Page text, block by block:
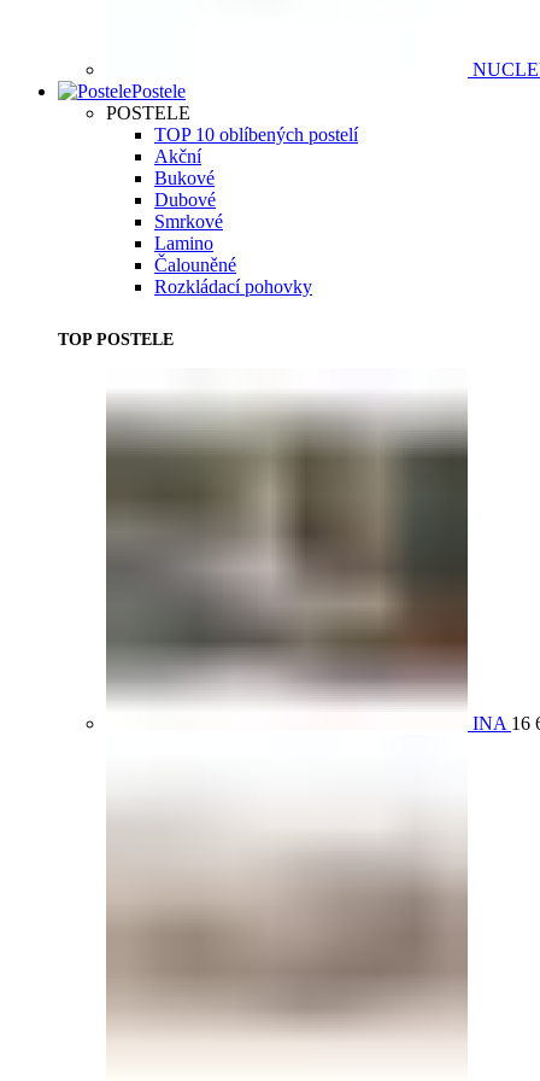
Postele
POSTELE
TOP 10 oblíbených postelí
Akční
Bukové
Dubové
Smrkové
Lamino
Čalouněné
Rozkládací pohovky
TOP POSTELE
INA 16